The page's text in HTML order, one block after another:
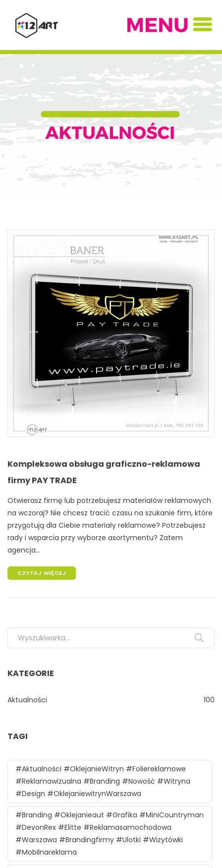
Kompleksowa obsługa graficzno-reklamowa
firmy PAY TRADE
Otwierasz firmę lub potrzebujesz materiałów reklamowych
na wczoraj? Nie chcesz tracić czasu na szukanie firm, które
przygotują dla Ciebie materiały reklamowe? Potrzebujesz
rady i wsparcia przy wyborze asortymentu? Zatem
agencja...
CZYTAJ WIĘCEJ
Search for:
KATEGORIE
Aktualności 100
TAGI
#aktualności #oklejanieWitryn #foliereklamowe
#reklamawizualna #branding #nowość #witryna
#design #oklejaniewitrynWarszawa
#branding #oklejanieaut #grafika #MiniCountryman
#DevonRex #Elitte #reklamasamochodowa
#Warszawa #brandingfirmy #ulotki #wizytówki
#mobilnareklama